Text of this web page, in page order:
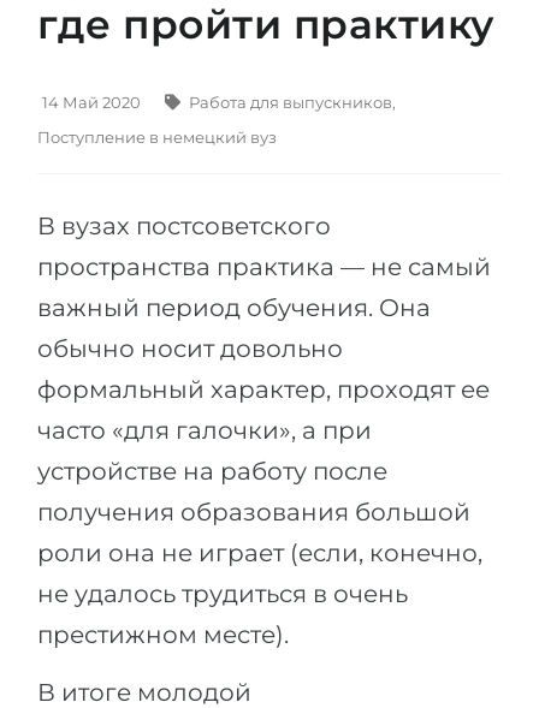
Языковая виза
Штудиенколлеги
Курсы штудиенколлег
Подготовка к вузу
Подготовка к штудиенколлег
Специальные курсы
ГЕОГРАФИЯ
Земли
Города
ПРОФЕССИИ
Профессии
Штудиенколлег
Магистратура
Второе Высшее
Школы 11 классов
Школы 12 классов (NIS)
Колледжа
IB-Diploma
1 курса
2-3 курса
Медицина
где пройти практику
14 Май 2020 Работа для выпускников,
Поступление в немецкий вуз
В вузах постсоветского
пространства практика — не самый
важный период обучения. Она
обычно носит довольно
формальный характер, проходят ее
часто «для галочки», а при
устройстве на работу после
получения образования большой
роли она не играет (если, конечно,
не удалось трудиться в очень
престижном месте).
В итоге молодой